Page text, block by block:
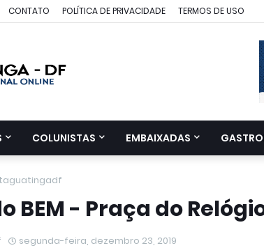
CONTATO POLÍTICA DE PRIVACIDADE TERMOS DE USO
COLUNISTAS EMBAIXADAS
BEM - Praça do
segunda-feira, dezembro 23, 2019